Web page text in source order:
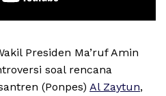
Presiden Ma’ruf Amin
soal rencana
(Ponpes) Al Zaytun,